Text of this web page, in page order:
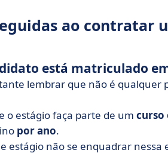
ao contratar
está matriculado
lembrar que não é qualquer
o estágio faça parte de um curso
por ano.
estágio não se enquadrar